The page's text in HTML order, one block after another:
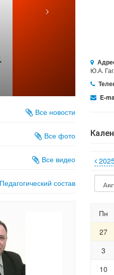
Все новости
Все фото
Все видео
Педагогический состав
Ю.А.
E-
Пн
27
3
10